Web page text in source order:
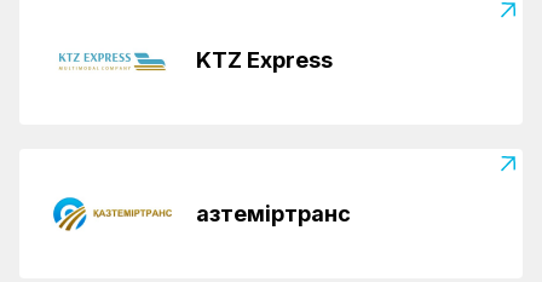
KTZ Express
Қазтеміртранс